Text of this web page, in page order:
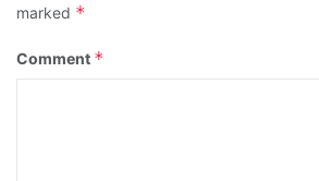
marked *
Comment *